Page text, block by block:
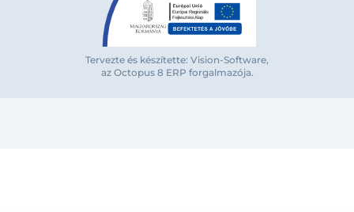
Bejelentkezés e-mail-címmel
Tervezte és készítette: Vision-Software,
az Octopus 8 ERP forgalmazója.